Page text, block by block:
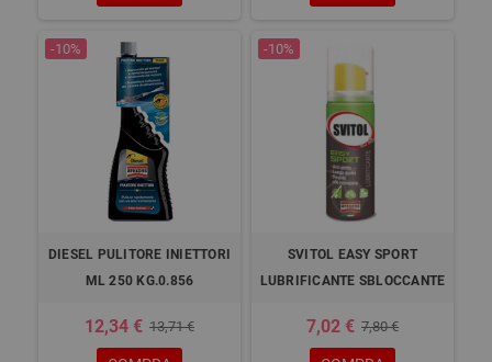
-10%
DIESEL PULITORE INIETTORI
ML 250 KG.0.856
12,34 € 13,71 €
-10%
SVITOL EASY SPORT
LUBRIFICANTE SBLOCCANTE
7,02 € 7,80 €